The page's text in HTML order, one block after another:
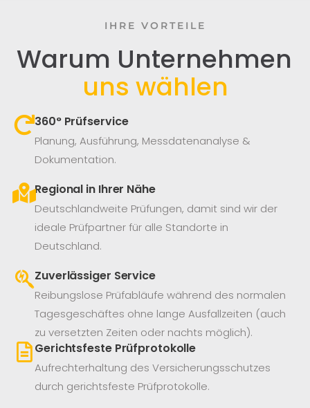
IHRE VORTEILE
Warum Unternehmen
uns wählen
360° Prüfservice​
Planung, Ausführung, Messdatenanalyse &
Dokumentation.
Regional in Ihrer Nähe
Deutschlandweite Prüfungen, damit sind wir der
ideale Prüfpartner für alle Standorte in
Deutschland.
Zuverlässiger Service
Reibungslose Prüfabläufe während des normalen
Tagesgeschäftes ohne lange Ausfallzeiten (auch
zu versetzten Zeiten oder nachts möglich).
Gerichtsfeste Prüfprotokolle
Aufrechterhaltung des Versicherungsschutzes
durch gerichtsfeste Prüfprotokolle.